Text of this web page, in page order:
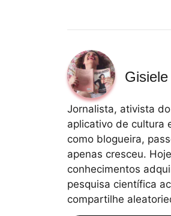
Jornalista, ativista
aplicativo de cultura
como blogueira,
apenas cresceu.
conhecimentos
pesquisa científica
compartilhe